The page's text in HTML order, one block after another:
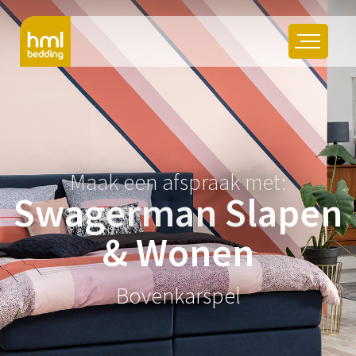
Maak een afspraak met:
Swagerman Slapen
& Wonen
Bovenkarspel